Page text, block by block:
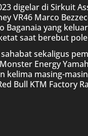
digelar di Sirkuit
VR46 Marco
yang
saat berebut
sekaligus
Energy
kelima masing-
Bull KTM Factory